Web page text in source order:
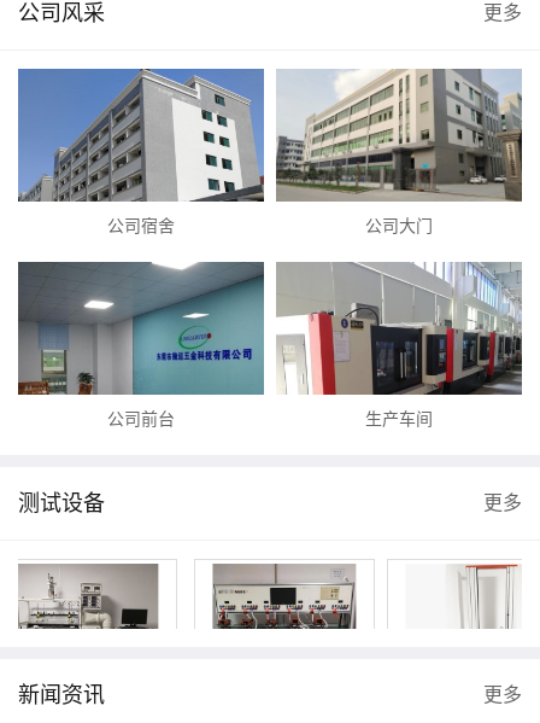
公司风采 更多
公司宿舍 公司大门
公司前台 生产车间
测试设备 更多
新闻资讯 更多